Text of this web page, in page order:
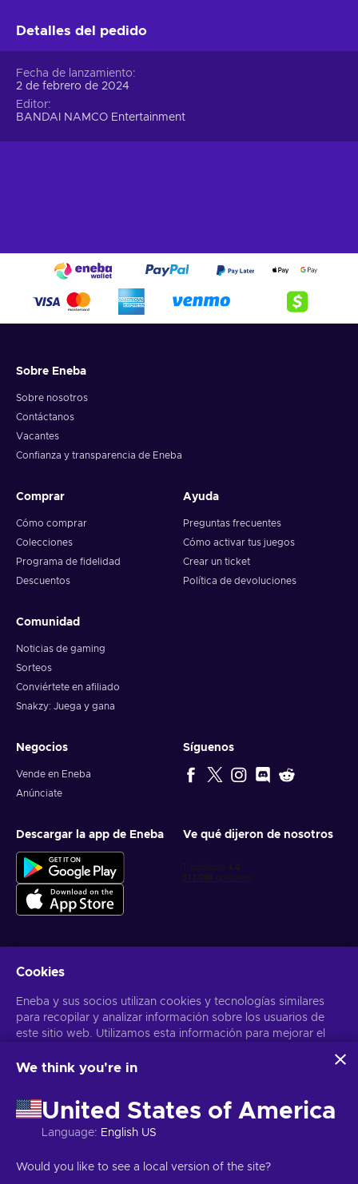
Detalles del pedido
Fecha de lanzamiento
2 de febrero de 2024
Editor
BANDAI NAMCO Entertainment
Sobre Eneba
Sobre nosotros
Contáctanos
Vacantes
Confianza y transparencia de Eneba
Comprar
Cómo comprar
Colecciones
Programa de fidelidad
Descuentos
Ayuda
Preguntas frecuentes
Cómo activar tus juegos
Crear un ticket
Política de devoluciones
Comunidad
Noticias de gaming
Sorteos
Conviértete en afiliado
Snakzy: Juega y gana
Negocios
Vende en Eneba
Anúnciate
Síguenos
Descargar la app de Eneba Ve qué dijeron de nosotros
Obtén ofertas personalizadas de videojuegos
Suscribirse
Puedes darte de baja en cualquier momento. Visita el apartadoAviso
Copyright © 2026 Eneba. Todos los derechos reservados.
Cookies
Eneba y sus socios utilizan cookies y tecnologías similares
para recopilar y analizar información sobre los usuarios de
este sitio web. Utilizamos esta información para mejorar el
personales también pueden emplearse para personalizar los
Al hacer clic en «Aceptar todo», das tu consentimiento para
que Eneba y sus socios utilicen estas tecnologías. Puedes
ajustar tu consentimiento haciendo clic en «Personalizar»
tus datos, consulta la Seguridad y Privacidad de Google
We think you're in
United States of America
Language: English US
Would you like to see a local version of the site?